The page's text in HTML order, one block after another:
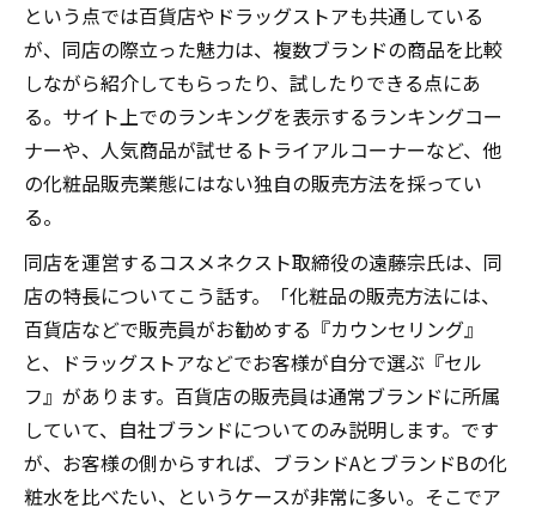
という点では百貨店やドラッグストアも共通している
が、同店の際立った魅力は、複数ブランドの商品を比較
しながら紹介してもらったり、試したりできる点にあ
る。サイト上でのランキングを表示するランキングコー
ナーや、人気商品が試せるトライアルコーナーなど、他
の化粧品販売業態にはない独自の販売方法を採ってい
る。
同店を運営するコスメネクスト取締役の遠藤宗氏は、同
店の特長についてこう話す。「化粧品の販売方法には、
百貨店などで販売員がお勧めする『カウンセリング』
と、ドラッグストアなどでお客様が自分で選ぶ『セル
フ』があります。百貨店の販売員は通常ブランドに所属
していて、自社ブランドについてのみ説明します。です
が、お客様の側からすれば、ブランドAとブランドBの化
粧水を比べたい、というケースが非常に多い。そこでア